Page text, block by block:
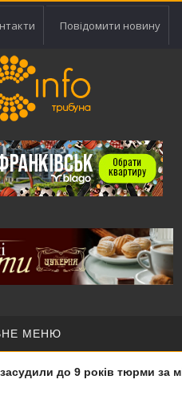
Повідомити новину
МЕНЮ
до 9 років тюрми за